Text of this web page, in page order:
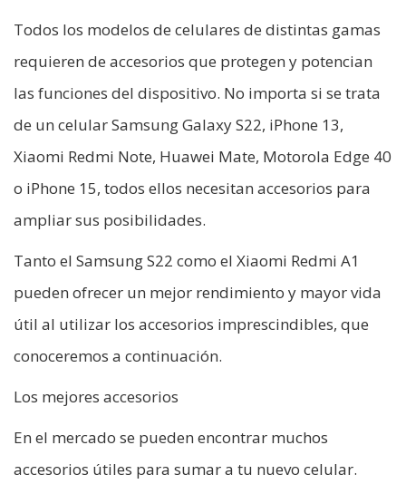
Todos los modelos de celulares de distintas gamas
requieren de accesorios que protegen y potencian
las funciones del dispositivo. No importa si se trata
de un celular Samsung Galaxy S22, iPhone 13,
Xiaomi Redmi Note, Huawei Mate, Motorola Edge 40
o iPhone 15, todos ellos necesitan accesorios para
ampliar sus posibilidades.
Tanto el Samsung S22 como el Xiaomi Redmi A1
pueden ofrecer un mejor rendimiento y mayor vida
útil al utilizar los accesorios imprescindibles, que
conoceremos a continuación.
Los mejores accesorios
En el mercado se pueden encontrar muchos
accesorios útiles para sumar a tu nuevo celular.